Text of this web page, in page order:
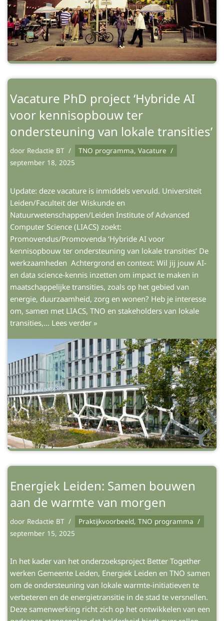
Vacature PhD project ‘Hybride AI
voor kennisopbouw ter
ondersteuning van lokale transities’
door Redactie BT TNO programma, Vacature
september 18, 2025
Update: deze vacature is inmiddels vervuld. Universiteit
Leiden/Faculteit der Wiskunde en
Natuurwetenschappen/Leiden Institute of Advanced
Computer Science (LIACS) zoekt:
Promovendus/Promovenda ‘Hybride AI voor
kennisopbouw ter ondersteuning van lokale transities’ De
werkzaamheden Achtergrond en context: Wil jij jouw AI-
en data science-kennis inzetten om impact te maken in
maatschappelijke transities, zoals op het gebied van
energie, duurzaamheid, zorg en wonen? Heb je interesse
om, samen met LIACS, TNO en stakeholders van lokale
transities,… Lees verder »
Energiek Leiden: Samen bouwen
aan de warmte van morgen
door Redactie BT Praktijkvoorbeeld, TNO programma
september 15, 2025
In het kader van het onderzoeksproject Better Together
werken Gemeente Leiden, Energiek Leiden en TNO samen
om de ondersteuning van lokale warmte-initiatieven te
verbeteren en de energietransitie in de stad te versnellen.
Deze samenwerking richt zich op het ontwikkelen van een